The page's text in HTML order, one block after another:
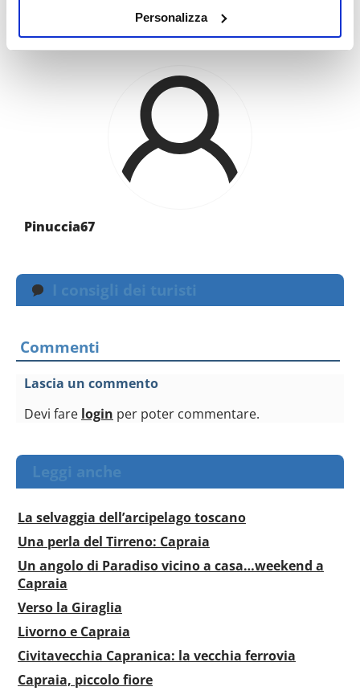
raccogliere informazioni sulla tua posizione
geografica, con un'approssimazione di qualche
Identificare il tuo dispositivo, scansionandolo
attivamente alla ricerca di caratteristiche specifiche
(impronte digitali).
Approfondisci come vengono elaborati i tuoi dati personali
e imposta le tue preferenze nella
sezione dettagli
modificare o ritirare il tuo consenso in qualsiasi momento
analizzare il nostro traffico. Condividiamo inoltre
informazioni sul modo in cui utilizzi il nostro sito con i
pubblicità e social media, i quali potrebbero combinarle
con altre informazioni che hai fornito loro o che hanno
raccolto dal tuo utilizzo dei loro servizi.
Personalizza
Pinuccia67
I consigli dei turisti
Commenti
Lascia un commento
Devi fare login per poter commentare.
Leggi anche
La selvaggia dell’arcipelago toscano
Una perla del Tirreno: Capraia
Un angolo di Paradiso vicino a casa…weekend a
Capraia
Verso la Giraglia
Livorno e Capraia
Civitavecchia Capranica: la vecchia ferrovia
Capraia, piccolo fiore